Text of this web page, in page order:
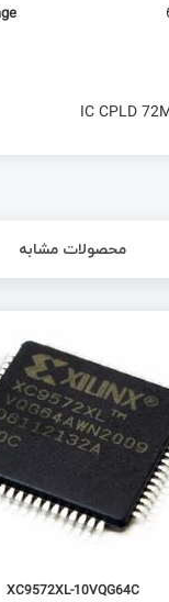
IC CPLD
محصولات مشابه
XC9572XL-10VQG64C